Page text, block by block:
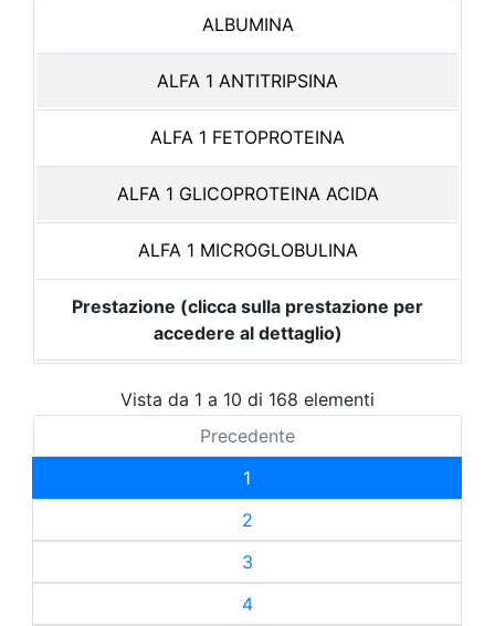
ALBUMINA
ALFA 1 ANTITRIPSINA
ALFA 1 FETOPROTEINA
ALFA 1 GLICOPROTEINA ACIDA
ALFA 1 MICROGLOBULINA
Prestazione (clicca sulla prestazione per
accedere al dettaglio)
Vista da 1 a 10 di 168 elementi
Precedente
1
2
3
4